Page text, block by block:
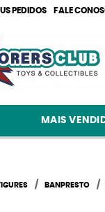
PEDIDOS FALE
MAIS
BANPRESTO